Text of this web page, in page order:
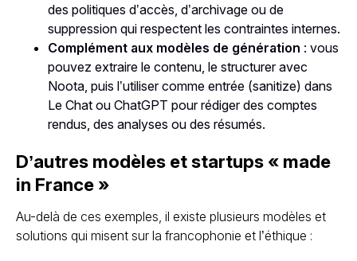
des politiques d’accès, d’archivage ou de
suppression qui respectent les contraintes internes.
Complément aux modèles de génération : vous
pouvez extraire le contenu, le structurer avec
Noota, puis l’utiliser comme entrée (sanitize) dans
Le Chat ou ChatGPT pour rédiger des comptes
rendus, des analyses ou des résumés.
D’autres modèles et startups « made
in France »
Au-delà de ces exemples, il existe plusieurs modèles et
solutions qui misent sur la francophonie et l’éthique :